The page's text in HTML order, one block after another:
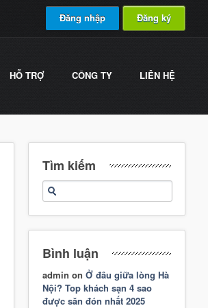
Đăng nhập Đăng ký
HỖ TRỢ CÔNG TY LIÊN HỆ
Tìm kiếm
Bình luận
admin on Ở đâu giữa lòng Hà
Nội? Top khách sạn 4 sao
được săn đón nhất 2025